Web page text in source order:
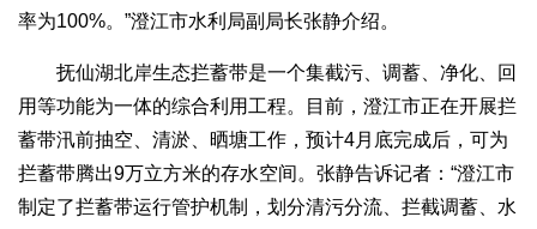
率为100%。”澄江市水利局副局长张静介绍。
抚仙湖北岸生态拦蓄带是一个集截污、调蓄、净化、回
用等功能为一体的综合利用工程。目前，澄江市正在开展拦
蓄带汛前抽空、清淤、晒塘工作，预计4月底完成后，可为
拦蓄带腾出9万立方米的存水空间。张静告诉记者：“澄江市
制定了拦蓄带运行管护机制，划分清污分流、拦截调蓄、水